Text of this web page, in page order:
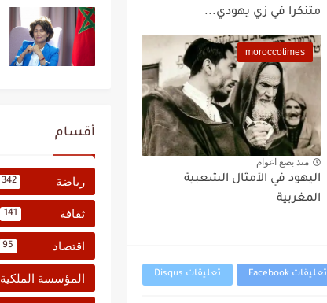
متنكرا في زي يهودي...
moroccotimes
منذ بضع اعوام
اليهود في الأمثال الشعبية
المغربية
تعليقات Facebook تعليقات Disqus
أقسام
رياضة 342
ثقافة 141
اقتصاد 95
المؤسسة الملكية